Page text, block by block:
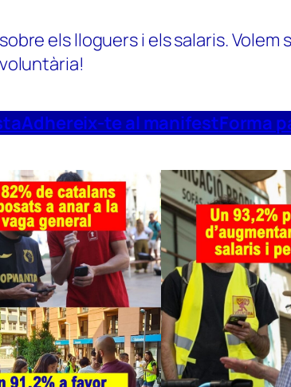
els lloguers i els salaris.
Adhereix-te al manifestForma